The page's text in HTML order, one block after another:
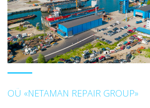
OÜ «NETAMAN REPAIR GROUP»